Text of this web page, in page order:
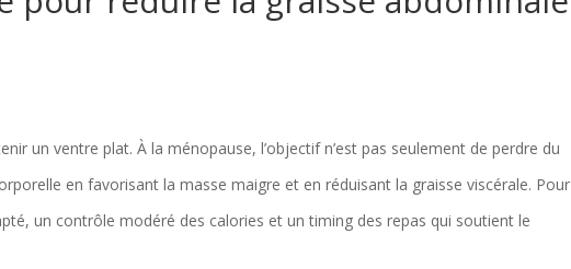
un ventre plat. À la ménopause, l’objectif n’est pas seulement de perdre du
en favorisant la masse maigre et en réduisant la graisse viscérale. Pour
un contrôle modéré des calories et un timing des repas qui soutient le